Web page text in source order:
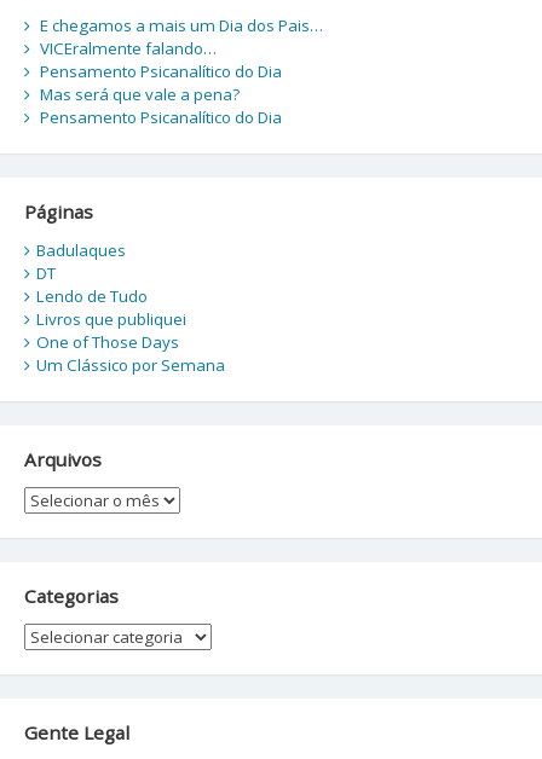
E chegamos a mais um Dia dos Pais…
VICEralmente falando…
Pensamento Psicanalítico do Dia
Mas será que vale a pena?
Pensamento Psicanalítico do Dia
Páginas
Badulaques
DT
Lendo de Tudo
Livros que publiquei
One of Those Days
Um Clássico por Semana
Arquivos
Arquivos
Categorias
Categorias
Gente Legal